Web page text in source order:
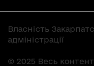
Власність
адміністрації
© 2025 Весь